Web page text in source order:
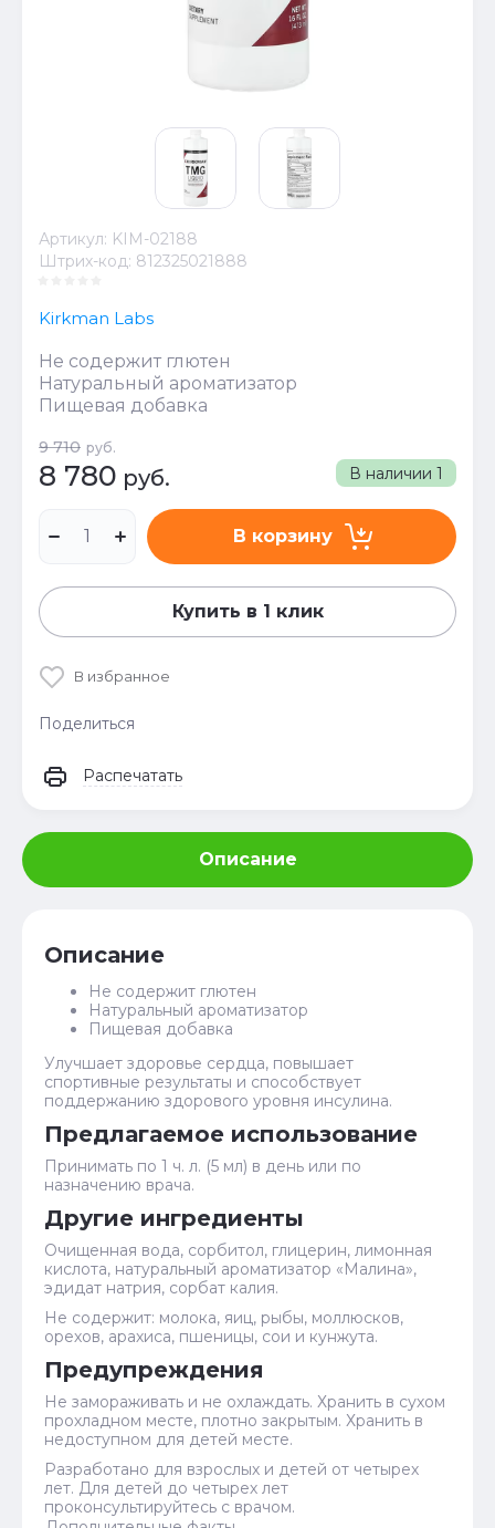
Артикул: KIM-02188
Штрих-код: 812325021888
Kirkman Labs
Не содержит глютен
Натуральный ароматизатор
Пищевая добавка
В наличии 1
9 710 руб.
8 780 руб.
В корзину
Купить в 1 клик
В избранное
Поделиться
Распечатать
Описание
Описание
Не содержит глютен
Натуральный ароматизатор
Пищевая добавка
Улучшает здоровье сердца, повышает
спортивные результаты и способствует
поддержанию здорового уровня инсулина.
Предлагаемое использование
Принимать по 1 ч. л. (5 мл) в день или по
назначению врача.
Другие ингредиенты
Очищенная вода, сорбитол, глицерин, лимонная
кислота, натуральный ароматизатор «Малина»,
эдидат натрия, сорбат калия.
Не содержит: молока, яиц, рыбы, моллюсков,
орехов, арахиса, пшеницы, сои и кунжута.
Предупреждения
Не замораживать и не охлаждать. Хранить в сухом
прохладном месте, плотно закрытым. Хранить в
недоступном для детей месте.
Разработано для взрослых и детей от четырех
лет. Для детей до четырех лет
проконсультируйтесь с врачом.